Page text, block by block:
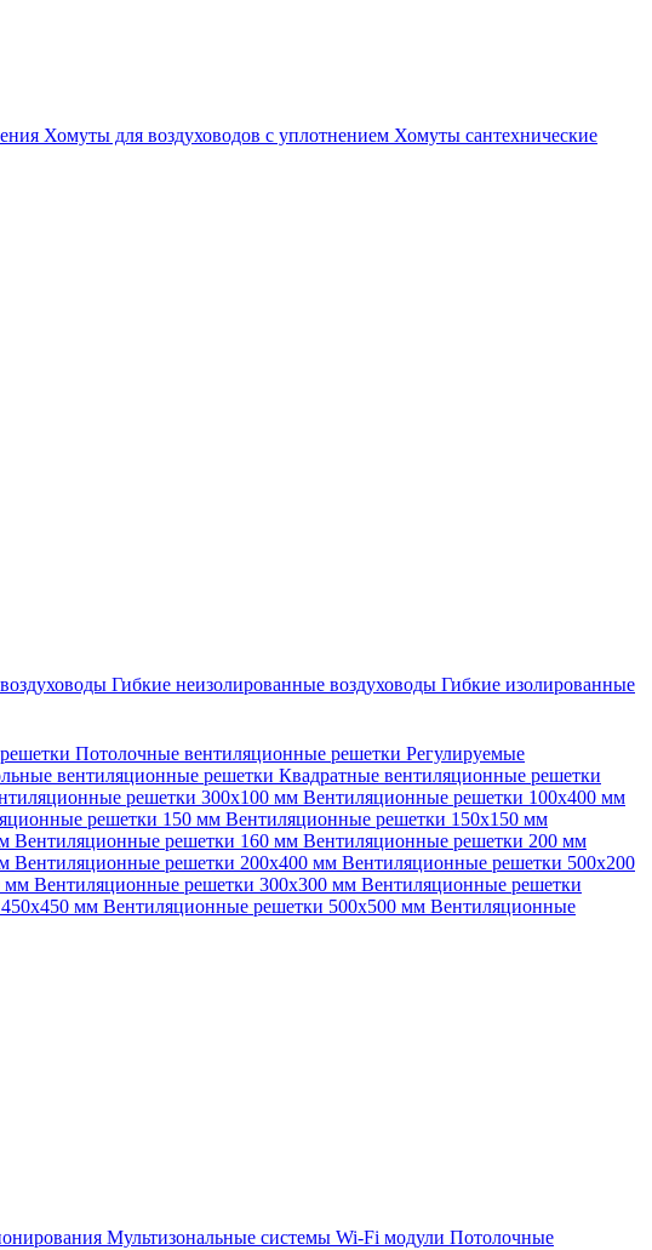
Хомуты для воздуховодов с уплотнением Хомуты сантехнические
Гибкие неизолированные воздуховоды Гибкие изолированные
Потолочные вентиляционные решетки Регулируемые
вентиляционные решетки Квадратные вентиляционные решетки
решетки 300х100 мм Вентиляционные решетки 100х400 мм
решетки 150 мм Вентиляционные решетки 150х150 мм
Вентиляционные решетки 160 мм Вентиляционные решетки 200 мм
Вентиляционные решетки 200х400 мм Вентиляционные решетки 500х200
мм Вентиляционные решетки 300х300 мм Вентиляционные решетки
мм Вентиляционные решетки 500х500 мм Вентиляционные
Мультизональные системы Wi-Fi модули Потолочные